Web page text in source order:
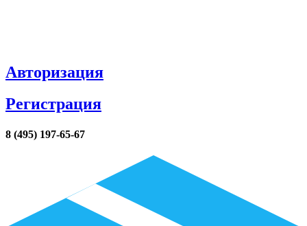
Авторизация
Регистрация
8 (495) 197-65-67